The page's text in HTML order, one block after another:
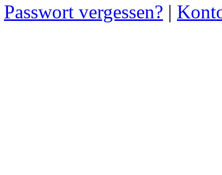
Passwort vergessen? |